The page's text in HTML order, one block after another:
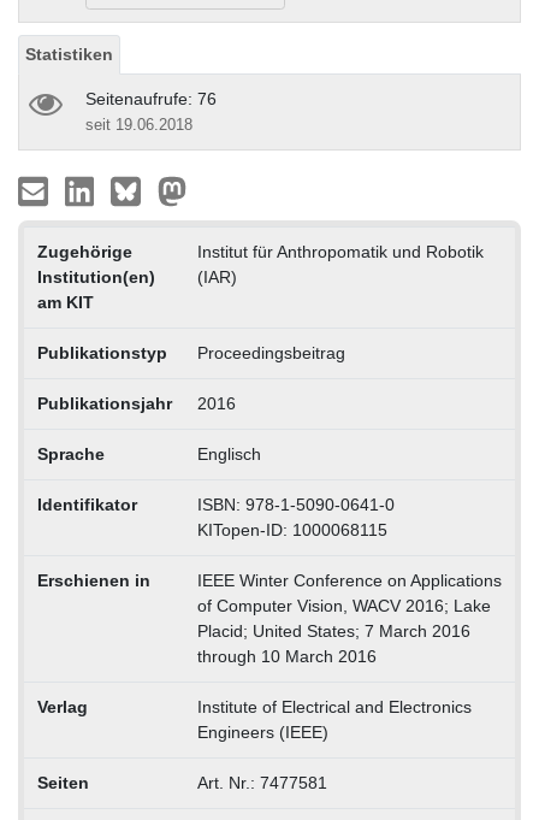
Statistiken
Seitenaufrufe: 76
seit 19.06.2018
Zugehörige
Institution(en)
am KIT
Institut für Anthropomatik und Robotik
(IAR)
Publikationstyp Proceedingsbeitrag
Publikationsjahr 2016
Sprache Englisch
Identifikator
ISBN: 978-1-5090-0641-0
KITopen-ID: 1000068115
Erschienen in
IEEE Winter Conference on Applications
of Computer Vision, WACV 2016; Lake
Placid; United States; 7 March 2016
through 10 March 2016
Verlag
Institute of Electrical and Electronics
Engineers (IEEE)
Seiten Art. Nr.: 7477581